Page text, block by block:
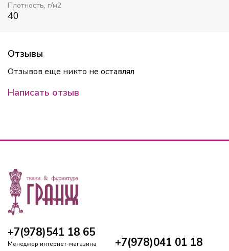
Плотность, г/м2
40
Отзывы
Отзывов еще никто не оставлял
Написать отзыв
+7(978)541 18 65
Менеджер интернет-магазина +7(978)041 01 18